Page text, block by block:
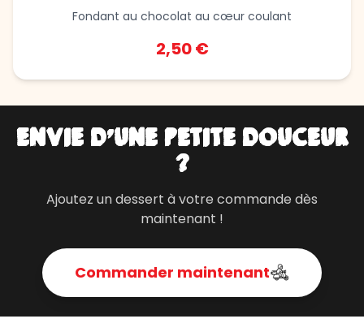
Fondant au chocolat au cœur coulant
2,50 €
ENVIE D'UNE PETITE DOUCEUR
?
Ajoutez un dessert à votre commande dès
maintenant !
Commander maintenant